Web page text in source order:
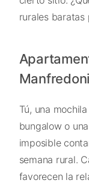
rurales baratas
Tú, una
bungalow o
imposible
semana rural.
favorecen la